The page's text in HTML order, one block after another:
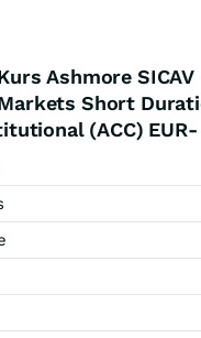
Ashmore SICAV
Short
(ACC) EUR-